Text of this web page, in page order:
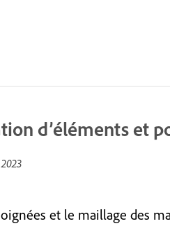
d’éléments et
et le maillage des